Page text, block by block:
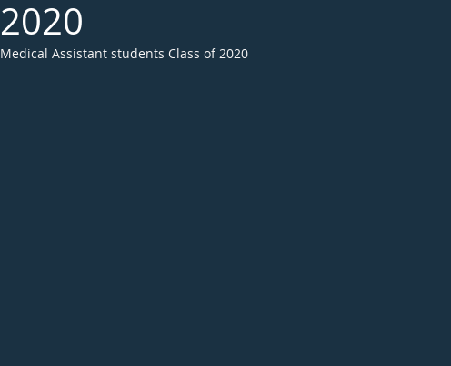
2020
Medical Assistant students Class of 2020